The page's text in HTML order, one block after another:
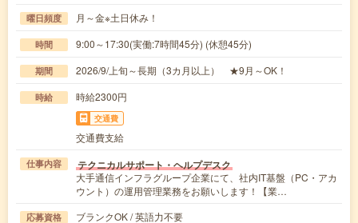
曜日頻度 月～金※土日休み！
時間 9:00～17:30(実働:7時間45分) (休憩45分)
期間 2026/9/上旬～長期（3カ月以上） ★9月～OK！
時給 時給2300円
交通費
交通費支給
仕事内容 テクニカルサポート・ヘルプデスク
大手通信インフラグループ企業にて、社内IT基盤（PC・アカ
ウント）の運用管理業務をお願いします！【業…
応募資格
ブランクOK / 英語力不要